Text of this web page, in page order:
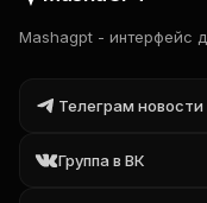
Mashagpt - интерфейс
Телеграм новости
Группа в ВК